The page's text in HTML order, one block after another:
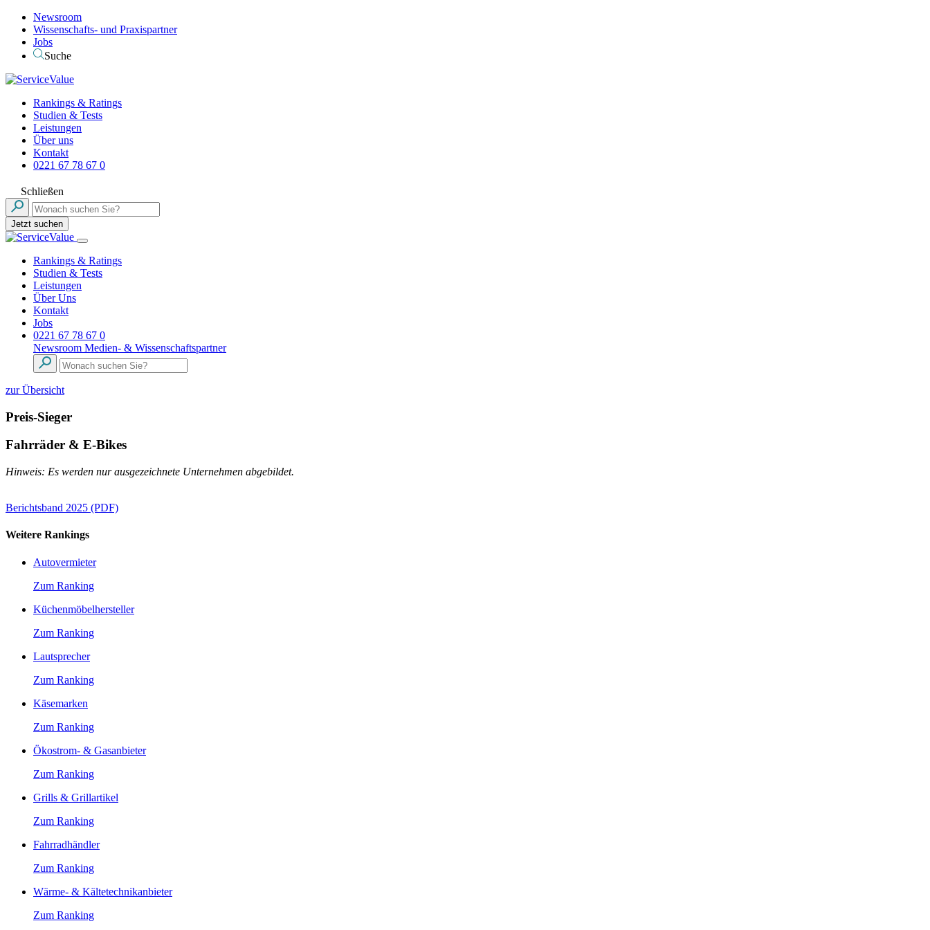
Newsroom
Wissenschafts- und Praxispartner
Jobs
Suche
Rankings & Ratings
Studien & Tests
Leistungen
Über uns
Kontakt
0221 67 78 67 0
Schließen
Jetzt suchen
Rankings & Ratings
Studien & Tests
Leistungen
Über Uns
Kontakt
Jobs
0221 67 78 67 0
Newsroom Medien- & Wissenschaftspartner
zur Übersicht
Preis-Sieger
Fahrräder & E-Bikes
Hinweis: Es werden nur ausgezeichnete Unternehmen abgebildet.
Berichtsband 2025 (PDF)
Weitere Rankings
Autovermieter
Zum Ranking
Küchenmöbelhersteller
Zum Ranking
Lautsprecher
Zum Ranking
Käsemarken
Zum Ranking
Ökostrom- & Gasanbieter
Zum Ranking
Grills & Grillartikel
Zum Ranking
Fahrradhändler
Zum Ranking
Wärme- & Kältetechnikanbieter
Zum Ranking